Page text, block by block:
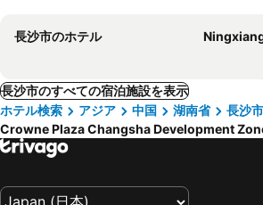
長沙市のホテル
長沙市のすべての宿泊施設を表示
ホテル検索
アジア 中国 湖南省
長沙市
Crowne Plaza Changsha Development